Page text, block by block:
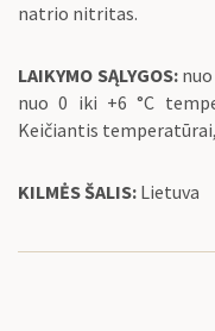
natrio nitritas.
LAIKYMO SĄLYGOS:nuo
nuo 0 iki +6 °C
Keičiantis
KILMĖS ŠALIS: Lietuva